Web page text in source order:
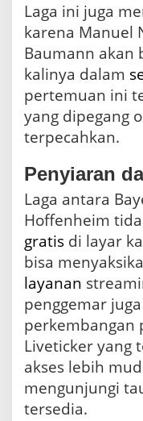
Laga ini juga
karena Manuel
Baumann akan
kalinya dalam
pertemuan ini
yang dipegang
terpecahkan.
Penyiaran
Laga antara
Hoffenheim
gratis di layar
bisa
layanan
penggemar
perkembangan
Liveticker yang
akses lebih
mengunjungi
tersedia.